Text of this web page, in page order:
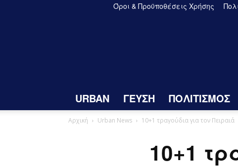
Όροι & Προϋποθέσεις Χρήσης
URBAN ΓΕΥΣΗ ΠΟΛΙΤΙΣΜΟΣ
Αρχική Urban News 10+1 τραγούδια για τον Πειραιά
10+1